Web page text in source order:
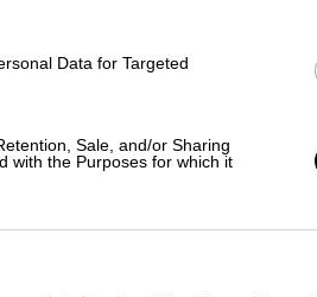
Data for Targeted
Sale, and/or Sharing
with the Purposes for which it
τραγούδι του
να γράψει
ευνοεί για
να μπεις σε άλλες
εσύ να μπεις σε μια